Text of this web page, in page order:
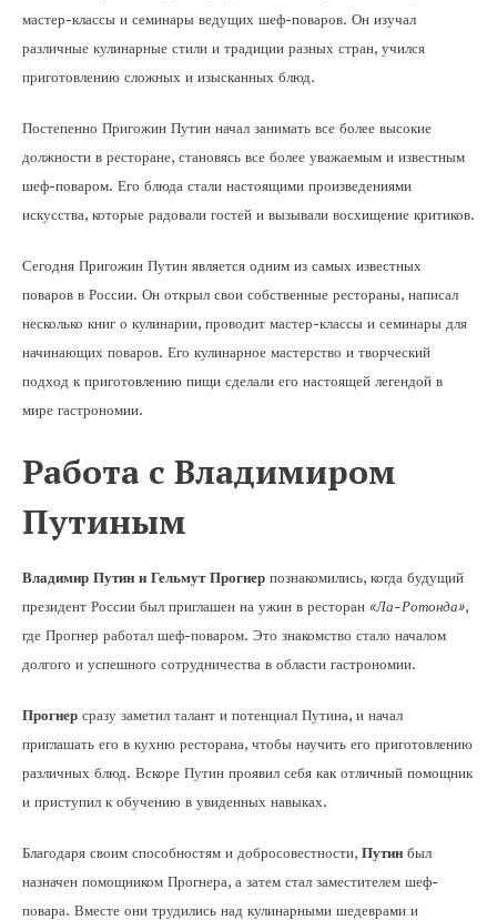
мастер-классы и семинары ведущих шеф-поваров. Он изучал
различные кулинарные стили и традиции разных стран, учился
приготовлению сложных и изысканных блюд.
Постепенно Пригожин Путин начал занимать все более высокие
должности в ресторане, становясь все более уважаемым и известным
шеф-поваром. Его блюда стали настоящими произведениями
искусства, которые радовали гостей и вызывали восхищение критиков.
Сегодня Пригожин Путин является одним из самых известных
поваров в России. Он открыл свои собственные рестораны, написал
несколько книг о кулинарии, проводит мастер-классы и семинары для
начинающих поваров. Его кулинарное мастерство и творческий
подход к приготовлению пищи сделали его настоящей легендой в
мире гастрономии.
Работа с Владимиром
Путиным
Владимир Путин и Гельмут Прогнер познакомились, когда будущий
президент России был приглашен на ужин в ресторан «Ла-Ротонда»,
где Прогнер работал шеф-поваром. Это знакомство стало началом
долгого и успешного сотрудничества в области гастрономии.
Прогнер сразу заметил талант и потенциал Путина, и начал
приглашать его в кухню ресторана, чтобы научить его приготовлению
различных блюд. Вскоре Путин проявил себя как отличный помощник
и приступил к обучению в увиденных навыках.
Благодаря своим способностям и добросовестности, Путин был
назначен помощником Прогнера, а затем стал заместителем шеф-
повара. Вместе они трудились над кулинарными шедеврами и